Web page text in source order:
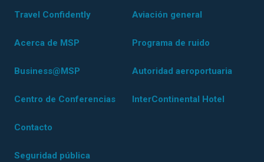
Travel Confidently
Acerca de MSP
Business@MSP
Centro de Conferencias
Contacto
Seguridad pública
Aviación general
Programa de ruido
Autoridad aeroportuaria
InterContinental Hotel